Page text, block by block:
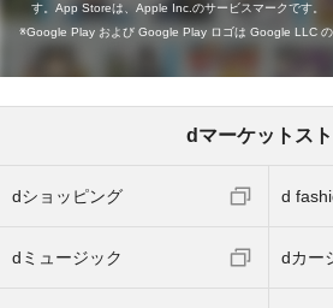
す。App Storeは、Apple Inc.のサービスマークです。
Google Play および Google Play ロゴは Google LLC の
dマーケットス
dショッピング d
dミュージック dカー